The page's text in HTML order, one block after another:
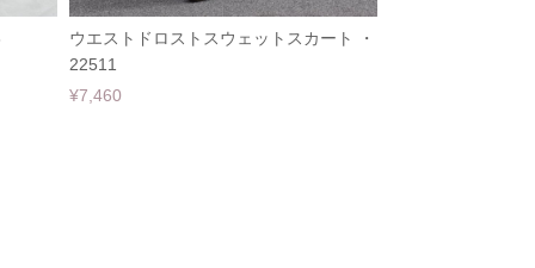
ウエストドロストスウェットスカート ・
22511
¥7,460